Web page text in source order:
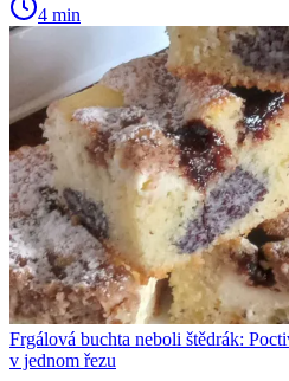
4 min
Frgálová buchta neboli štědrák:
v jednom řezu